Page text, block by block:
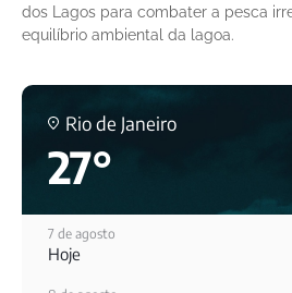
dos Lagos para combater a pesca
equilíbrio ambiental da lagoa.
Rio de Janeiro
27°
7 de agosto
Hoje